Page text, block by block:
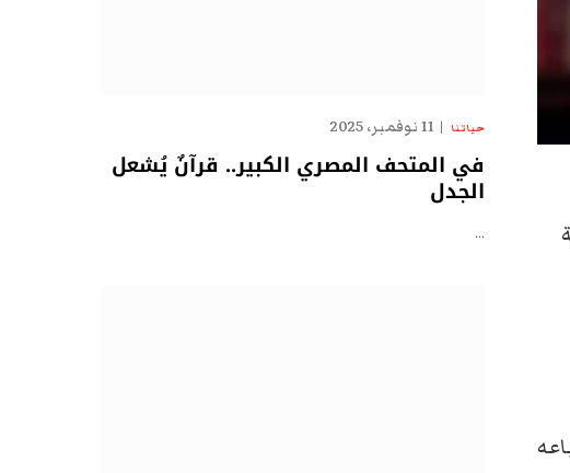
حياتنا 11 نوفمبر، 2025
في المتحف المصري الكبير.. قرآنٌ يُشعل
الجدل
…